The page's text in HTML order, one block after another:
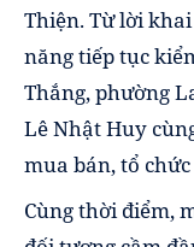
Thiện. Từ lời
năng tiếp tục
Thắng, phường
Lê Nhật Huy
mua bán, tổ
Cùng thời điểm,